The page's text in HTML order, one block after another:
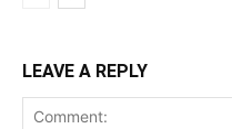
LEAVE A REPLY